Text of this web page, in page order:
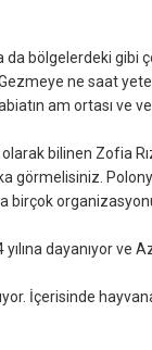
bölgelerdeki
ne saat
am ortası
bilinen Zofia
birçok
dayanıyor
İçerisinde